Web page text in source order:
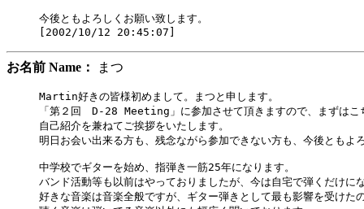
今後ともよろしくお願い致します。
お名前 Name： まつ
Martin好きの皆様初めまして。まつと申します。
「第２回　D-28 Meeting」に参加させて頂きますので、まずはこ
自己紹介を兼ねてご挨拶をいたします。
明日お会い出来る方も、残念ながら参加できない方も、今後ともよ
中学校でギターを始め、指弾き一筋25年になります。
バンド活動等も以前はやっておりましたが、今は自宅で弾くだけに
好きな音楽は音楽全般ですが、ギター弾きとして最も影響を受けた